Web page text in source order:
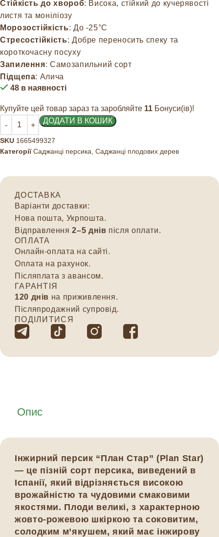
Стійкість до хвороб: Висока, стійкий до кучерявості
листя та моніліозу
Морозостійкість: До -25°C
Стресостійкість: Добре переносить спеку та
короткочасну посуху
Запилення: Самозапильний сорт
Підщепа: Алича
48 в наявності
Купуйте цей товар зараз та заробляйте 11 Бонуси(ів)!
ДОДАТИ В КОШИК
SKU 1665499327
Категорії Саджанці персика Саджанці плодових дерев
ДОСТАВКА
Варіанти доставки:
Нова пошта, Укрпошта.
Відправлення2–5 днів після оплати.
ОПЛАТА
Онлайн-оплата на сайті.
Оплата на рахунок.
Післяплата з авансом.
ГАРАНТІЯ
120 днів на приживлення.
Післяпродажний супровід.
ПОДІЛИТИСЯ
Опис
Інжирний персик “План Стар” (Plan Star)
— це пізній сорт персика, виведений в
Іспанії, який відрізняється високою
врожайністю та чудовими смаковими
якостями. Плоди великі, з характерною
жовто-рожевою шкіркою та соковитим,
солодким м’якушем, який має інжирову